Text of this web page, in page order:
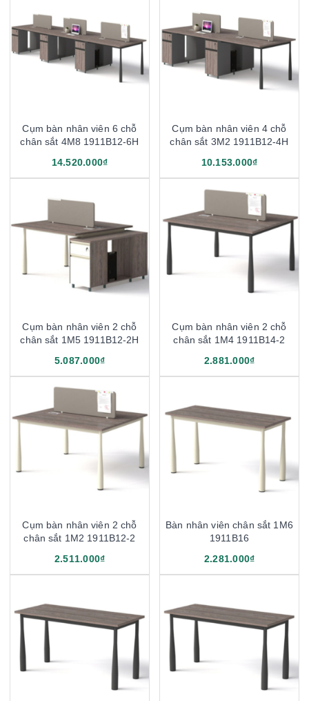
Cụm bàn nhân viên 6 chỗ
chân sắt 4M8 1911B12-6H
14.520.000₫
Cụm bàn nhân viên 4 chỗ
chân sắt 3M2 1911B12-4H
10.153.000₫
Cụm bàn nhân viên 2 chỗ
chân sắt 1M5 1911B12-2H
5.087.000₫
Cụm bàn nhân viên 2 chỗ
chân sắt 1M4 1911B14-2
2.881.000₫
Cụm bàn nhân viên 2 chỗ
chân sắt 1M2 1911B12-2
2.511.000₫
Bàn nhân viên chân sắt 1M6
1911B16
2.281.000₫